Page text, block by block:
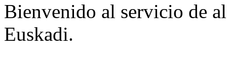
Bienvenido al servicio de
Euskadi.